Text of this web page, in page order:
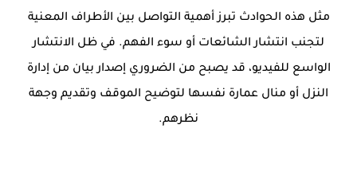
مثل هذه الحوادث تبرز أهمية التواصل بين الأطراف المعنية
لتجنب انتشار الشائعات أو سوء الفهم. في ظل الانتشار
الواسع للفيديو، قد يصبح من الضروري إصدار بيان من إدارة
النزل أو منال عمارة نفسها لتوضيح الموقف وتقديم وجهة
نظرهم.